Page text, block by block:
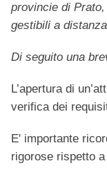
provincie di
gestibili a
Di seguito una
L’apertura di
verifica dei
E' importante
rigorose rispetto